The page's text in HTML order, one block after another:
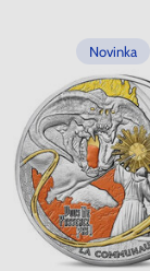
Novinka